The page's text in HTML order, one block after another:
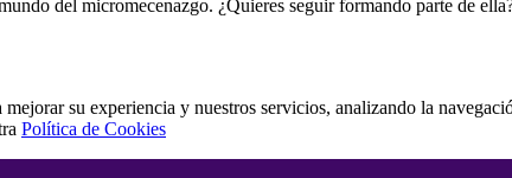
del micromecenazgo. ¿Quieres seguir formando parte de
su experiencia y nuestros servicios, analizando la
Política de Cookies